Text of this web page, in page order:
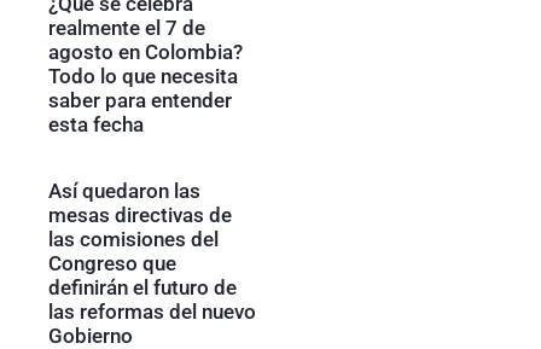
realmente el 7 de
agosto en Colombia?
Todo lo que necesita
saber para entender
esta fecha
Así quedaron las
mesas directivas de
las comisiones del
Congreso que
definirán el futuro de
las reformas del nuevo
Gobierno